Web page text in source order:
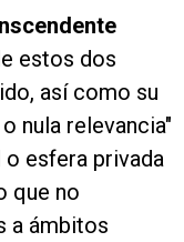
estos dos
así como su
nula relevancia"
esfera privada
que no
a ámbitos